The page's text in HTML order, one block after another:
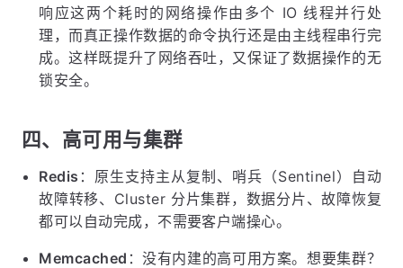
响应这两个耗时的网络操作由多个 IO 线程并行处
理，而真正操作数据的命令执行还是由主线程串行完
成。这样既提升了网络吞吐，又保证了数据操作的无
锁安全。
四、高可用与集群
Redis ：原生支持主从复制、哨兵（Sentinel）自动
故障转移、Cluster 分片集群，数据分片、故障恢复
都可以自动完成，不需要客户端操心。
Memcached ：没有内建的高可用方案。想要集群？